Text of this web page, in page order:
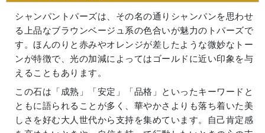
シャンパントパーズは、その名の通りシャンパンを思わせ
る上品なブラウンベージュ系の色合いが魅力のトパーズで
す。ほんのりと赤みやオレンジが差したような微妙なトー
ンが特徴で、光の加減によってはゴールドに近い印象を与
えることもあります。
この石は「成熟」「安定」「品格」といったキーワードと
ともに語られることが多く、華やかさよりも落ち着いた美
しさを好む大人世代から支持を集めています。自己肯定感